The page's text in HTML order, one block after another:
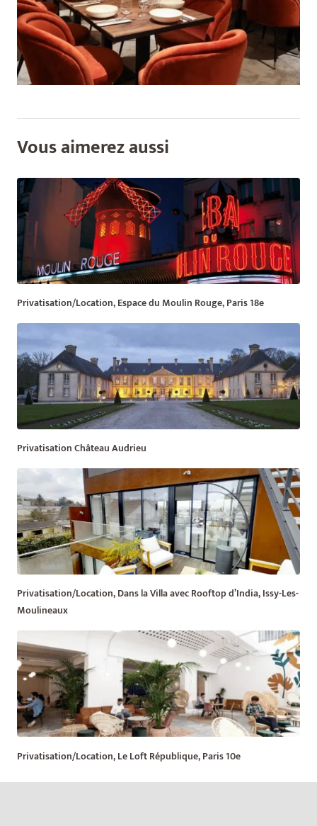
Vous aimerez aussi
Privatisation/Location, Espace du Moulin Rouge, Paris 18e
Privatisation Château Audrieu
Privatisation/Location, Dans la Villa avec Rooftop d’India, Issy-Les-
Moulineaux
Privatisation/Location, Le Loft République, Paris 10e